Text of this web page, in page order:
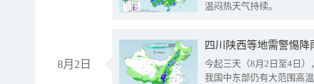
温闷热天气持续。
8月2日
今起三天（8月2日至4日
我国中东部仍有大范围高